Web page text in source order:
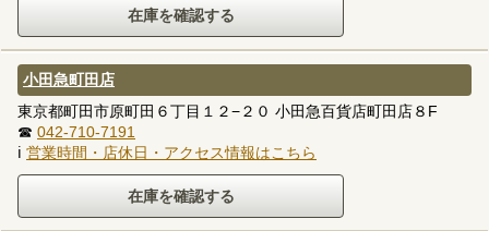
小田急町田店
東京都町田市原町田６丁目１２−２０ 小田急百貨店町田店８F
☎ 042-710-7191
ℹ 営業時間・店休日・アクセス情報はこちら